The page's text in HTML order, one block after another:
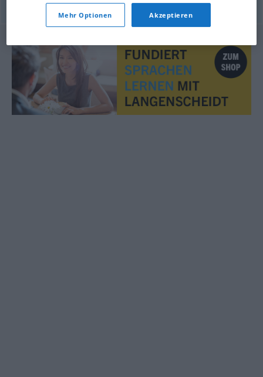
© OpenThesaurus.de
Mehr Optionen Akzeptieren